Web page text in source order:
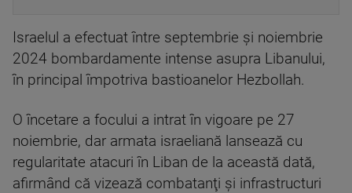
Israelul a efectuat între septembrie şi noiembrie
2024 bombardamente intense asupra Libanului,
în principal împotriva bastioanelor Hezbollah.
O încetare a focului a intrat în vigoare pe 27
noiembrie, dar armata israeliană lansează cu
regularitate atacuri în Liban de la această dată,
afirmând că vizează combatanţi şi infrastructuri